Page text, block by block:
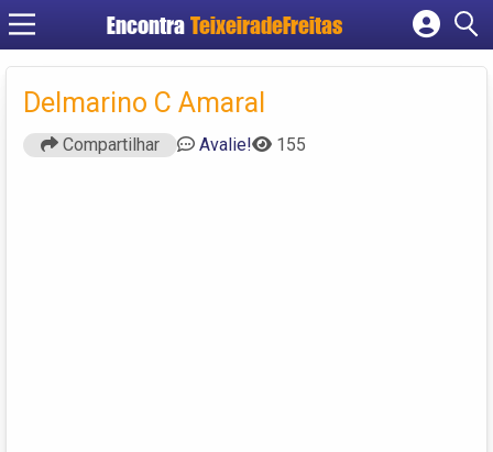
Encontra TeixeiradeFreitas
Cadastrar empresa
Criar conta
Delmarino C Amaral
Compartilhar Avalie! 155